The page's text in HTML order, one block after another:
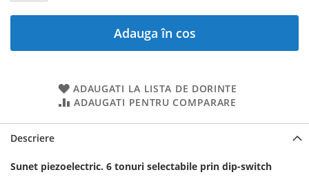
Adauga în cos
ADAUGATI LA LISTA DE DORINTE
ADAUGATI PENTRU COMPARARE
Descriere
Sunet piezoelectric. 6 tonuri selectabile prin dip-switch